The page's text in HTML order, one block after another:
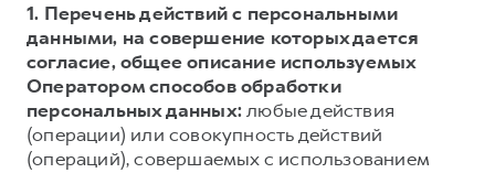
1. Перечень действий с персональными
данными, на совершение которых дается
согласие, общее описание используемых
Оператором способов обработки
персональных данных:любые действия
(операции) или совокупность действий
(операций), совершаемых с использованием